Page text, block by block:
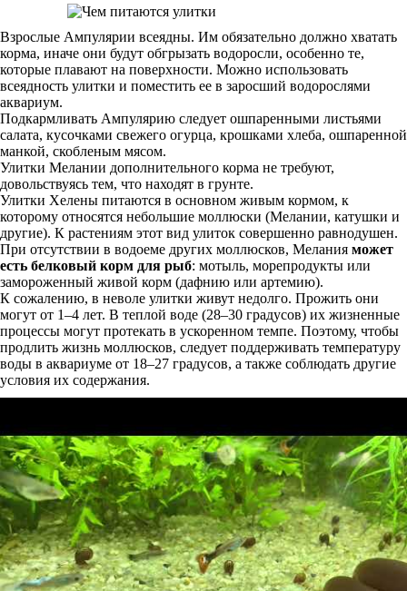
Взрослые Ампулярии всеядны. Им обязательно должно хватать
корма, иначе они будут обгрызать водоросли, особенно те,
которые плавают на поверхности. Можно использовать
всеядность улитки и поместить ее в заросший водорослями
аквариум.
Подкармливать Ампулярию следует ошпаренными листьями
салата, кусочками свежего огурца, крошками хлеба, ошпаренной
манкой, скобленым мясом.
Улитки Мелании дополнительного корма не требуют,
довольствуясь тем, что находят в грунте.
Улитки Хелены питаются в основном живым кормом, к
которому относятся небольшие моллюски (Мелании, катушки и
другие). К растениям этот вид улиток совершенно равнодушен.
При отсутствии в водоеме других моллюсков, Мелания может
есть белковый корм для рыб: мотыль, морепродукты или
замороженный живой корм (дафнию или артемию).
К сожалению, в неволе улитки живут недолго. Прожить они
могут от 1–4 лет. В теплой воде (28–30 градусов) их жизненные
процессы могут протекать в ускоренном темпе. Поэтому, чтобы
продлить жизнь моллюсков, следует поддерживать температуру
воды в аквариуме от 18–27 градусов, а также соблюдать другие
условия их содержания.